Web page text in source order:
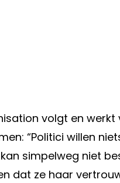
volgt en
“Politici willen
simpelweg niet
dat ze haar